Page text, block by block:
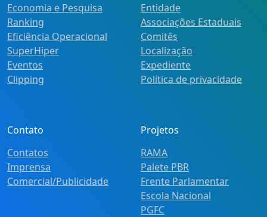
Economia e Pesquisa
Ranking
Eficiência Operacional
SuperHiper
Eventos
Clipping
Entidade
Associações Estaduais
Comitês
Localização
Expediente
Política de privacidade
Contato
Contatos
Imprensa
Comercial/Publicidade
Projetos
RAMA
Palete PBR
Frente Parlamentar
Escola Nacional
PGFC